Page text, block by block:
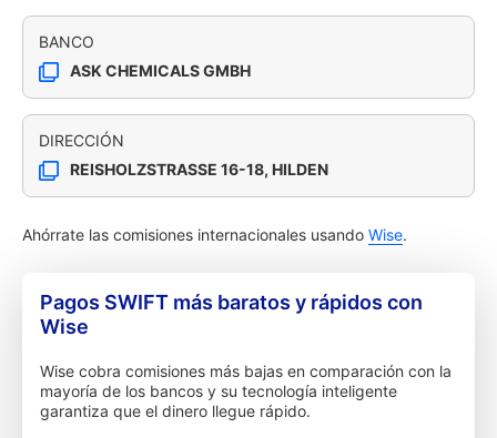
BANCO
ASK CHEMICALS GMBH
DIRECCIÓN
REISHOLZSTRASSE 16-18, HILDEN
Ahórrate las comisiones internacionales usando Wise.
Pagos SWIFT más baratos y rápidos con
Wise
Wise cobra comisiones más bajas en comparación con la
mayoría de los bancos y su tecnología inteligente
garantiza que el dinero llegue rápido.